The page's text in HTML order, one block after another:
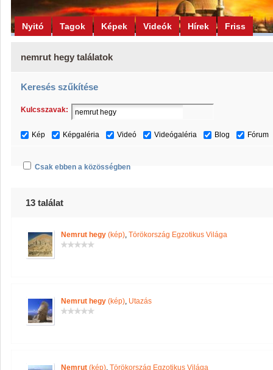
Nyitó Tagok Képek Videók Hírek Friss
nemrut hegy találatok
Keresés szűkítése
Kulcsszavak:
Kép Képgaléria Videó Videógaléria Blog Fórum
Csak ebben a közösségben
13 találat
Nemrut hegy (kép), Törökország Egzotikus Világa
Nemrut hegy (kép), Utazás
Nemrut (kép), Törökország Egzotikus Világa